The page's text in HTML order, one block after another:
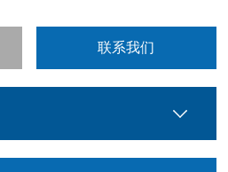
联系我们